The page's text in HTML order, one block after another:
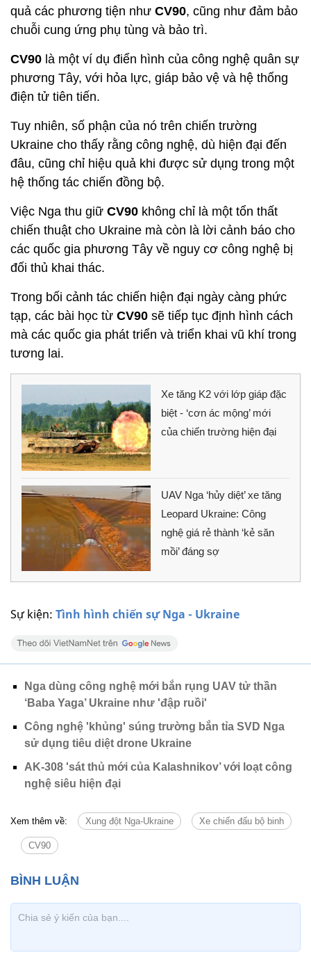
Sự kiện: Tình hình chiến sự Nga - Ukraine
quả các phương tiện như CV90, cũng như đảm bảo
chuỗi cung ứng phụ tùng và bảo trì.
CV90 là một ví dụ điển hình của công nghệ quân sự
phương Tây, với hỏa lực, giáp bảo vệ và hệ thống
điện tử tiên tiến.
Tuy nhiên, số phận của nó trên chiến trường
Ukraine cho thấy rằng công nghệ, dù hiện đại đến
đâu, cũng chỉ hiệu quả khi được sử dụng trong một
hệ thống tác chiến đồng bộ.
Việc Nga thu giữ CV90 không chỉ là một tổn thất
chiến thuật cho Ukraine mà còn là lời cảnh báo cho
các quốc gia phương Tây về nguy cơ công nghệ bị
đối thủ khai thác.
Trong bối cảnh tác chiến hiện đại ngày càng phức
tạp, các bài học từ CV90 sẽ tiếp tục định hình cách
mà các quốc gia phát triển và triển khai vũ khí trong
tương lai.
Xe tăng K2 với lớp giáp đặc
biệt - ‘cơn ác mộng’ mới
của chiến trường hiện đại
UAV Nga ‘hủy diệt’ xe tăng
Leopard Ukraine: Công
nghệ giá rẻ thành ‘kẻ săn
mồi’ đáng sợ
Nga dùng công nghệ mới bắn rụng UAV tử thần
‘Baba Yaga’ Ukraine như 'đập ruồi'
Công nghệ 'khủng' súng trường bắn tỉa SVD Nga
sử dụng tiêu diệt drone Ukraine
AK-308 'sát thủ mới của Kalashnikov’ với loạt công
nghệ siêu hiện đại
Xem thêm về: Xung đột Nga-Ukraine Xe chiến đấu bộ binh
CV90